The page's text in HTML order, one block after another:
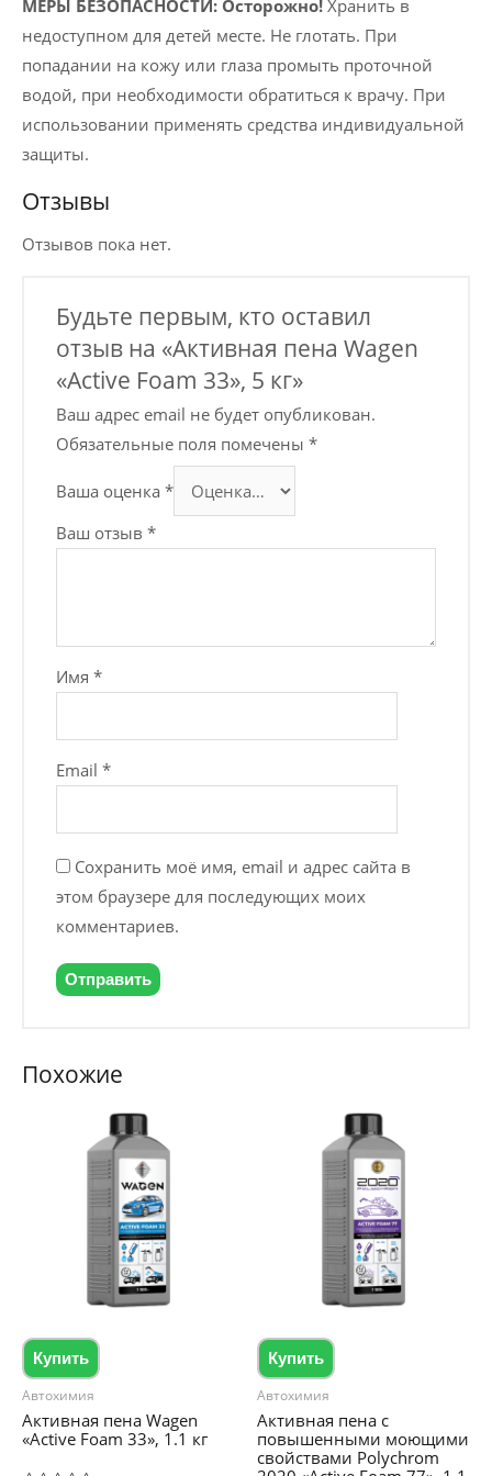
МЕРЫ БЕЗОПАСНОСТИ: Осторожно! Хранить в
недоступном для детей месте. Не глотать. При
попадании на кожу или глаза промыть проточной
водой, при необходимости обратиться к врачу. При
использовании применять средства индивидуальной
защиты.
Отзывы
Отзывов пока нет.
Будьте первым, кто оставил
отзыв на «Активная пена Wagen
«Active Foam 33», 5 кг»
Ваш адрес email не будет опубликован.
Обязательные поля помечены*
Ваша оценка*
Ваш отзыв*
Имя*
Email*
Сохранить моё имя, email и адрес сайта в
этом браузере для последующих моих
комментариев.
Похожие
Купить
Автохимия
Активная пена Wagen
«Active Foam 33», 1.1 кг
Купить
Автохимия
Активная пена с
повышенными моющими
свойствами Polychrom